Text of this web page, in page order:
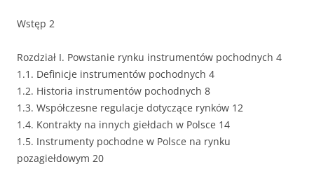
Wstęp 2
Rozdział I. Powstanie rynku instrumentów pochodnych 4
1.1. Definicje instrumentów pochodnych 4
1.2. Historia instrumentów pochodnych 8
1.3. Współczesne regulacje dotyczące rynków 12
1.4. Kontrakty na innych giełdach w Polsce 14
1.5. Instrumenty pochodne w Polsce na rynku
pozagiełdowym 20